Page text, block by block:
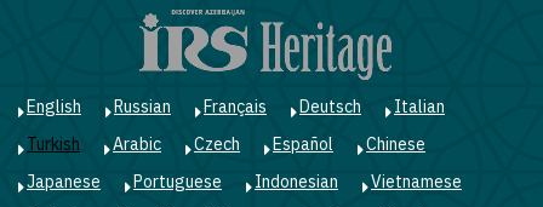
English Russian Français Deutsch
Italian
Turkish
Arabic Czech Español
Chinese
Japanese
Portuguese Indonesian
Vietnamese